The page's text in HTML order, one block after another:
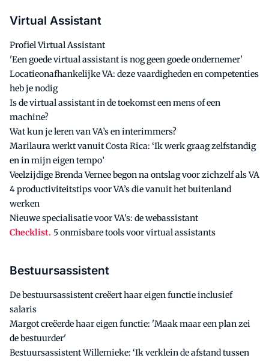
Virtual Assistant
Profiel Virtual Assistant
'Een goede virtual assistant is nog geen goede ondernemer'
Locatieonafhankelijke VA: deze vaardigheden en competenties
heb je nodig
Is de virtual assistant in de toekomst een mens of een
machine?
Wat kun je leren van VA’s en interimmers?
Marilaura werkt vanuit Costa Rica: ‘Ik werk graag zelfstandig
en in mijn eigen tempo’
Veelzijdige Brenda Vernee begon na ontslag voor zichzelf als VA
4 productiviteitstips voor VA’s die vanuit het buitenland
werken
Nieuwe specialisatie voor VA's: de webassistant
Checklist. 5 onmisbare tools voor virtual assistants
Bestuursassistent
De bestuursassistent creëert haar eigen functie inclusief
salaris
Margot creëerde haar eigen functie: 'Maak maar een plan zei
de bestuurder'
Bestuursassistent Willemieke: ‘Ik verklein de afstand tussen